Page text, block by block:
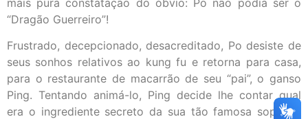
“Dragão Guerreiro”!
Frustrado, decepcionado, desacreditado, Po desiste de
seus sonhos relativos ao kung fu e retorna para casa,
para o restaurante de macarrão de seu “pai”, o ganso
Ping. Tentando animá-lo, Ping decide lhe contar qual
era o ingrediente secreto da sua tão famosa sopa de